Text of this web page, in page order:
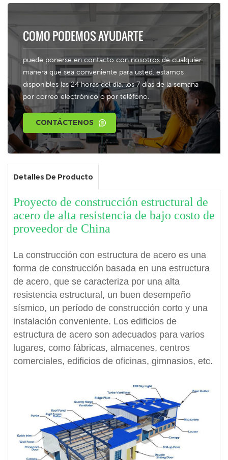
COMO PODEMOS AYUDARTE
puede ponerse en contacto con nosotros de cualquier
manera que sea conveniente para usted. estamos
disponibles las 24 horas del día, los 7 días de la semana
por correo electrónico o por teléfono.
CONTÁCTENOS
Detalles De Producto
Proyecto de construcción estructural de
acero de alta resistencia de bajo costo de
proveedor de China
La construcción con estructura de acero es una
forma de construcción basada en una estructura
de acero, que se caracteriza por una alta
resistencia estructural, un buen desempeño
sísmico, un período de construcción corto y una
instalación conveniente. Los edificios de
estructura de acero son adecuados para varios
lugares, como fábricas, almacenes, centros
comerciales, edificios de oficinas, gimnasios, etc.